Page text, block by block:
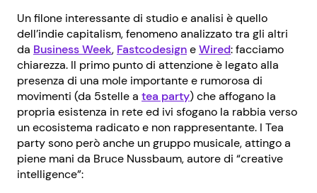
Un filone interessante di studio e analisi è quello
dell’indie capitalism, fenomeno analizzato tra gli altri
da Business Week, FastcodesigneWired: facciamo
chiarezza. Il primo punto di attenzione è legato alla
presenza di una mole importante e rumorosa di
movimenti (da 5stelle a tea party) che affogano la
propria esistenza in rete ed ivi sfogano la rabbia verso
un ecosistema radicato e non rappresentante. I Tea
party sono però anche un gruppo musicale, attingo a
piene mani da Bruce Nussbaum, autore di “creative
intelligence”: